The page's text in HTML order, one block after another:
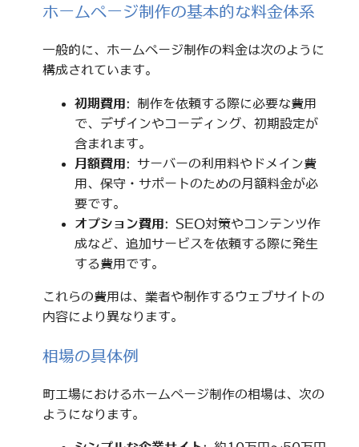
ホームページ制作の基本的な料金体系
一般的に、ホームページ制作の料金は次のように
構成されています。
初期費用: 制作を依頼する際に必要な費用
で、デザインやコーディング、初期設定が
含まれます。
月額費用: サーバーの利用料やドメイン費
用、保守・サポートのための月額料金が必
要です。
オプション費用: SEO対策やコンテンツ作
成など、追加サービスを依頼する際に発生
する費用です。
これらの費用は、業者や制作するウェブサイトの
内容により異なります。
相場の具体例
町工場におけるホームページ制作の相場は、次の
ようになります。